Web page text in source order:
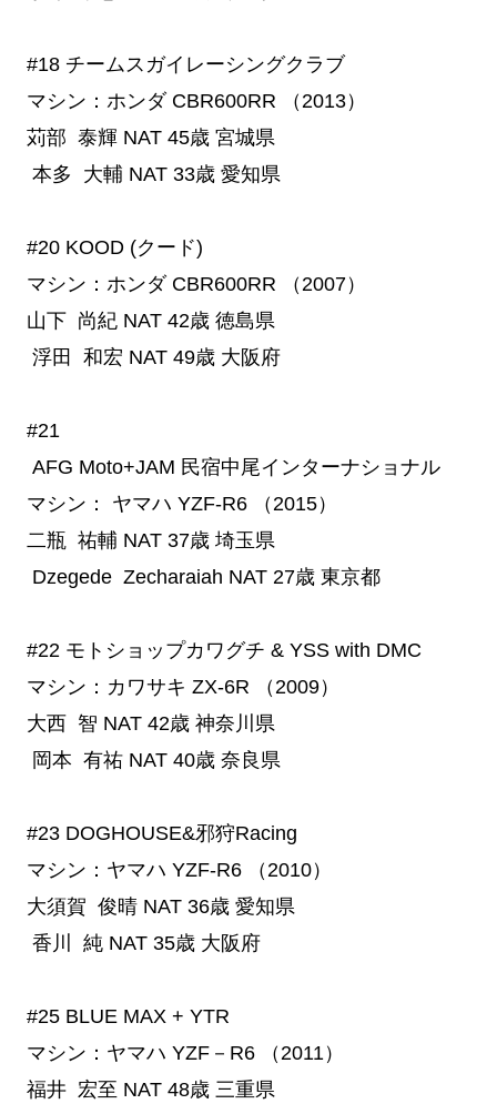
#18 チームスガイレーシングクラブ
マシン：ホンダ CBR600RR （2013）
苅部 泰輝 NAT 45歳 宮城県
本多 大輔 NAT 33歳 愛知県
#20 KOOD (クード)
マシン：ホンダ CBR600RR （2007）
山下 尚紀 NAT 42歳 徳島県
浮田 和宏 NAT 49歳 大阪府
#21
AFG Moto+JAM 民宿中尾インターナショナル
マシン： ヤマハ YZF-R6 （2015）
二瓶 祐輔 NAT 37歳 埼玉県
Dzegede Zecharaiah NAT 27歳 東京都
#22 モトショップカワグチ & YSS with DMC
マシン：カワサキ ZX-6R （2009）
大西 智 NAT 42歳 神奈川県
岡本 有祐 NAT 40歳 奈良県
#23 DOGHOUSE&邪狩Racing
マシン：ヤマハ YZF-R6 （2010）
大須賀 俊晴 NAT 36歳 愛知県
香川 純 NAT 35歳 大阪府
#25 BLUE MAX + YTR
マシン：ヤマハ YZF－R6 （2011）
福井 宏至 NAT 48歳 三重県